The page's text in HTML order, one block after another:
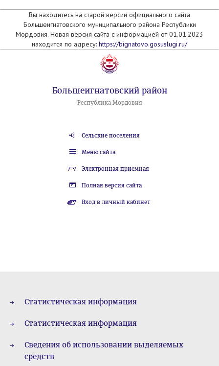
Вы находитесь на старой версии официального сайта
Большеигнатовского муниципального района Республики
Мордовия. Новая версия сайта с информацией от 01.01.2023
находится по адресу: https://bignatovo.gosuslugi.ru/
Большеигнатовский район
Республика Мордовия
Сельские поселения
Меню сайта
Электронная приемная
Полная версия сайта
Вход в личный кабинет
Статистическая информация
Статистическая информация
Сведения об использовании выделяемых
средств